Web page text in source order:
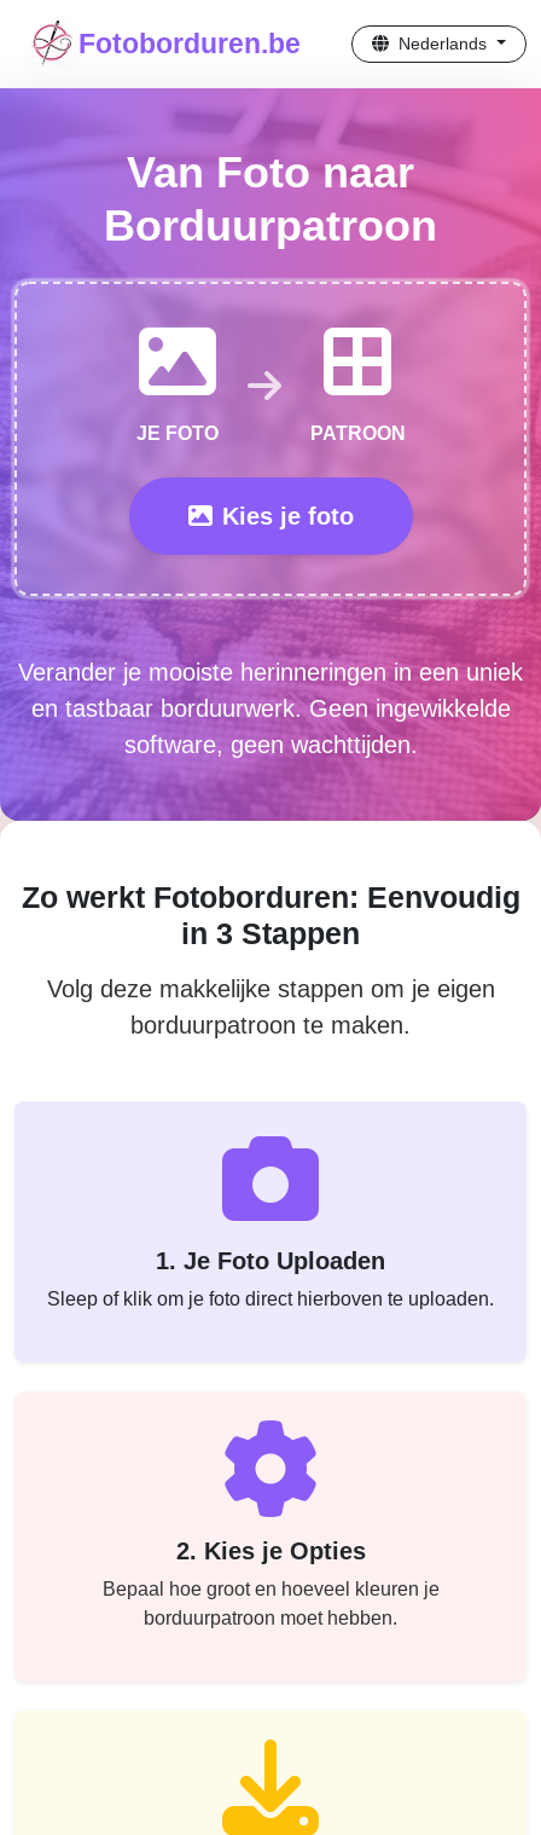
Fotoborduren.be Nederlands
Van Foto naar
Borduurpatroon
JE FOTO PATROON
Kies je foto
Verander je mooiste herinneringen in een uniek
en tastbaar borduurwerk. Geen ingewikkelde
software, geen wachttijden.
Zo werkt Fotoborduren: Eenvoudig
in 3 Stappen
Volg deze makkelijke stappen om je eigen
borduurpatroon te maken.
1. Je Foto Uploaden
Sleep of klik om je foto direct hierboven te uploaden.
2. Kies je Opties
Bepaal hoe groot en hoeveel kleuren je
borduurpatroon moet hebben.